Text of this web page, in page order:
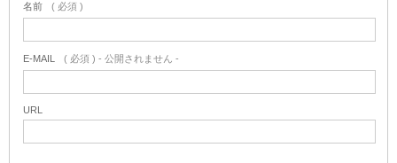
名前 ( 必須 )
E-MAIL ( 必須 ) - 公開されません -
URL